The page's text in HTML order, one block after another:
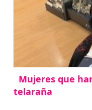
Mujeres que
telaraña